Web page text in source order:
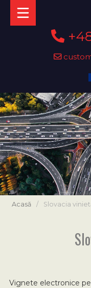
Acasă / Slovacia
Vignete electronice